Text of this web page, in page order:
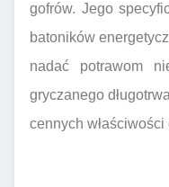
gofrów. Jego
batoników
nadać potrawom
gryczanego
cennych